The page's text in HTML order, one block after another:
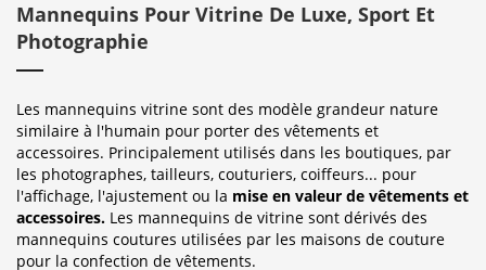
Mannequins Pour Vitrine De Luxe, Sport Et
Photographie
Les mannequins vitrine sont des modèle grandeur nature
similaire à l'humain pour porter des vêtements et
accessoires. Principalement utilisés dans les boutiques, par
les photographes, tailleurs, couturiers, coiffeurs... pour
l'affichage, l'ajustement ou la mise en valeur de vêtements et
accessoires. Les mannequins de vitrine sont dérivés des
mannequins coutures utilisées par les maisons de couture
pour la confection de vêtements.